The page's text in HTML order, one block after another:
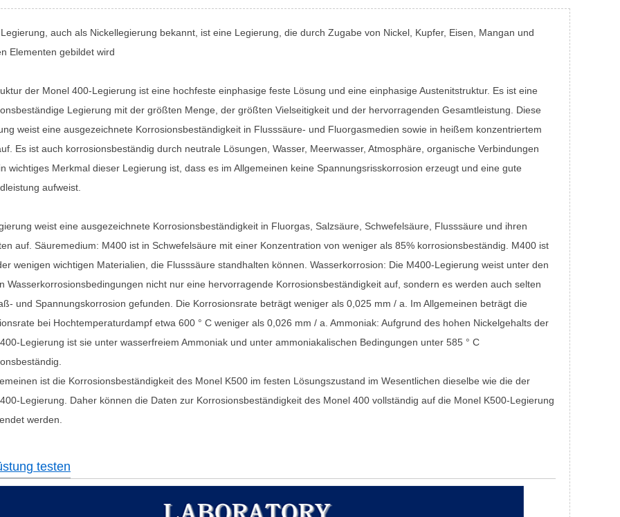
auch als Nickellegierung bekannt, ist eine Legierung, die durch Zugabe von Nickel, Kupfer, Eisen, Mangan und
Elementen gebildet wird
der Monel 400-Legierung ist eine hochfeste einphasige feste Lösung und eine einphasige Austenitstruktur. Es ist eine
Legierung mit der größten Menge, der größten Vielseitigkeit und der hervorragenden Gesamtleistung. Diese
weist eine ausgezeichnete Korrosionsbeständigkeit in Flusssäure- und Fluorgasmedien sowie in heißem konzentriertem
Es ist auch korrosionsbeständig durch neutrale Lösungen, Wasser, Meerwasser, Atmosphäre, organische Verbindungen
wichtiges Merkmal dieser Legierung ist, dass es im Allgemeinen keine Spannungsrisskorrosion erzeugt und eine gute
aufweist.
weist eine ausgezeichnete Korrosionsbeständigkeit in Fluorgas, Salzsäure, Schwefelsäure, Flusssäure und ihren
auf. Säuremedium: M400 ist in Schwefelsäure mit einer Konzentration von weniger als 85% korrosionsbeständig. M400 ist
wenigen wichtigen Materialien, die Flusssäure standhalten können. Wasserkorrosion: Die M400-Legierung weist unter den
Wasserkorrosionsbedingungen nicht nur eine hervorragende Korrosionsbeständigkeit auf, sondern es werden auch selten
und Spannungskorrosion gefunden. Die Korrosionsrate beträgt weniger als 0,025 mm / a. Im Allgemeinen beträgt die
bei Hochtemperaturdampf etwa 600 ° C weniger als 0,026 mm / a. Ammoniak: Aufgrund des hohen Nickelgehalts der
Legierung ist sie unter wasserfreiem Ammoniak und unter ammoniakalischen Bedingungen unter 585 ° C
ist die Korrosionsbeständigkeit des Monel K500 im festen Lösungszustand im Wesentlichen dieselbe wie die der
Legierung. Daher können die Daten zur Korrosionsbeständigkeit des Monel 400 vollständig auf die Monel K500-Legierung
werden.
testen